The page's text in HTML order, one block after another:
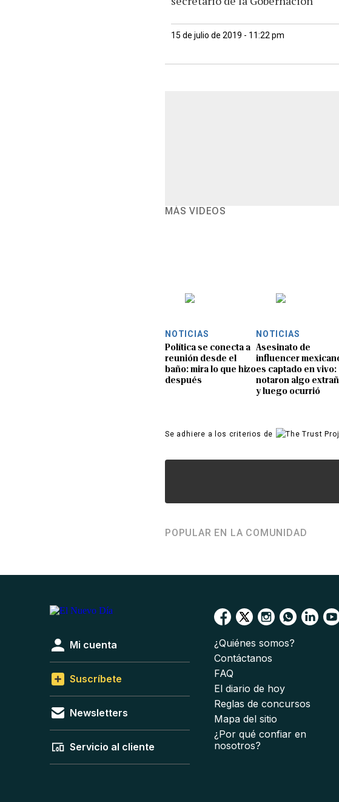
15 de julio de 2019 - 11:22 pm
MÁS VIDEOS
NOTICIAS
Política se conecta a
reunión desde el
baño: mira lo que hizo
después
NOTICIAS
Asesinato de
influencer
es captado en vivo:
notaron algo
y luego ocurrió
Se adhiere a los criterios de
POPULAR EN LA COMUNIDAD
Mi cuenta
Suscríbete
Newsletters
Servicio al cliente
¿Quiénes somos?
Contáctanos
FAQ
El diario de hoy
Reglas de concursos
Mapa del sitio
¿Por qué confiar en
nosotros?